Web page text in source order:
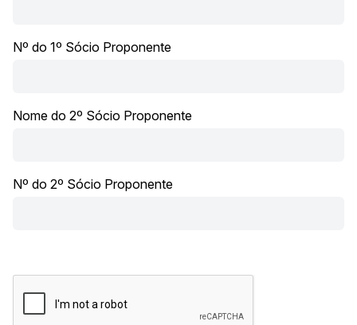
Nº do 1º Sócio Proponente
Nome do 2º Sócio Proponente
Nº do 2º Sócio Proponente